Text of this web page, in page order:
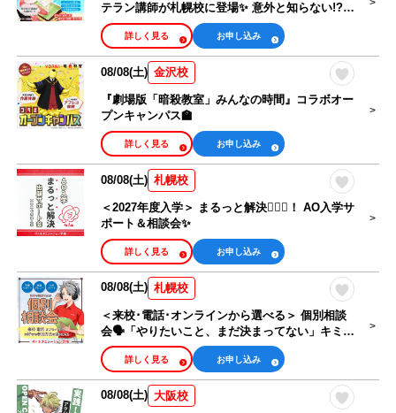
テラン講師が札幌校に登場✨ 意外と知らない!?
アニメの制作工程を学ぼう！
お申し込み
詳しく見る
08/08(土) 金沢校
『劇場版「暗殺教室」みんなの時間』コラボオー
プンキャンパス🏫
お申し込み
詳しく見る
08/08(土) 札幌校
＜2027年度入学＞ まるっと解決🙆🏻‍♀️！ AO入学サ
ポート＆相談会✨
お申し込み
詳しく見る
08/08(土) 札幌校
＜来校･電話･オンラインから選べる＞ 個別相談
会🗣️「やりたいこと、まだ決まってない」キミも
大歓迎！
お申し込み
詳しく見る
08/08(土) 大阪校